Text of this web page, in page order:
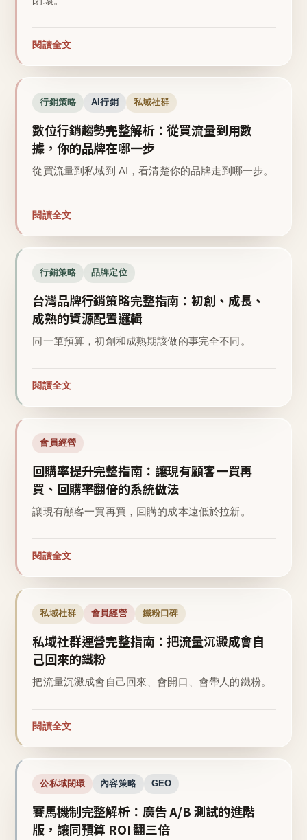
閱讀全文
行銷策略 AI行銷 私域社群
數位行銷趨勢完整解析：從買流量到用數
據，你的品牌在哪一步
從買流量到私域到 AI，看清楚你的品牌走到哪一步。
閱讀全文
行銷策略 品牌定位
台灣品牌行銷策略完整指南：初創、成長、
成熟的資源配置邏輯
同一筆預算，初創和成熟期該做的事完全不同。
閱讀全文
會員經營
回購率提升完整指南：讓現有顧客一買再
買、回購率翻倍的系統做法
讓現有顧客一買再買，回購的成本遠低於拉新。
閱讀全文
私域社群 會員經營 鐵粉口碑
私域社群運營完整指南：把流量沉澱成會自
己回來的鐵粉
把流量沉澱成會自己回來、會開口、會帶人的鐵粉。
閱讀全文
公私域閉環 內容策略 GEO
賽馬機制完整解析：廣告 A/B 測試的進階
版，讓同預算 ROI 翻三倍